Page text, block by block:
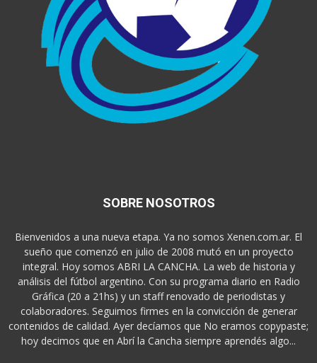
SOBRE NOSOTROS
Bienvenidos a una nueva etapa. Ya no somos Xenen.com.ar. El
sueño que comenzó en julio de 2008 mutó en un proyecto
integral. Hoy somos ABRI LA CANCHA. La web de historia y
análisis del fútbol argentino. Con su programa diario en Radio
Gráfica (20 a 21hs) y un staff renovado de periodistas y
colaboradores. Seguimos firmes en la convicción de generar
contenidos de calidad. Ayer decíamos que No eramos copypaste;
hoy decimos que en Abrí la Cancha siempre aprendés algo...